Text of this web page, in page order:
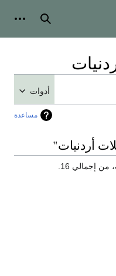
بحث
أدوات
مساعدة
أردنيات"